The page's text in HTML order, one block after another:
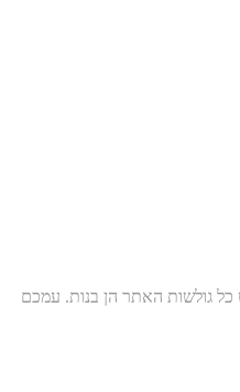
כל גולשות האתר הן בנות. עמכם